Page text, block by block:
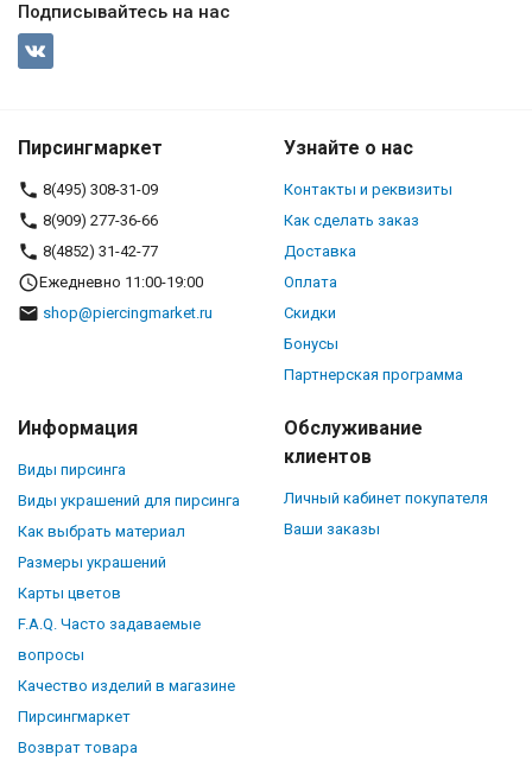
Подписывайтесь на нас
Пирсингмаркет
8(495) 308-31-09
8(909) 277-36-66
8(4852) 31-42-77
Ежедневно 11:00-19:00
shop@piercingmarket.ru
Узнайте о нас
Контакты и реквизиты
Как сделать заказ
Доставка
Оплата
Скидки
Бонусы
Партнерская программа
Информация
Виды пирсинга
Виды украшений для пирсинга
Как выбрать материал
Размеры украшений
Карты цветов
F.A.Q. Часто задаваемые
вопросы
Качество изделий в магазине
Пирсингмаркет
Возврат товара
Обслуживание
клиентов
Личный кабинет покупателя
Ваши заказы